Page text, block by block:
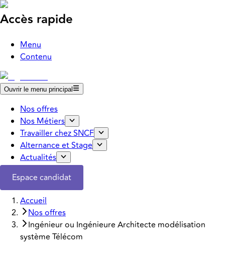
Accès rapide
Menu
Contenu
Ouvrir le menu principal
Nos offres
Nos Métiers
Travailler chez SNCF
Alternance et Stage
Actualités
Espace candidat
Accueil
Nos offres
Ingénieur ou Ingénieure Architecte modélisation
système Télécom